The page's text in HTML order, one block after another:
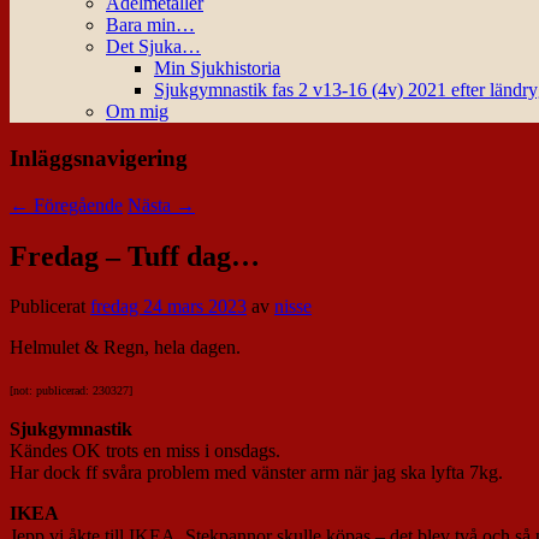
Bara min…
Det Sjuka…
Min Sjukhistoria
Sjukgymnastik fas 2 v13-16 (4v) 2021 efter
Om mig
Inläggsnavigering
← Föregående Nästa →
Fredag – Tuff dag…
Publiceratfredag 24 mars 2023 av nisse
Helmulet & Regn, hela dagen.
[not: publicerad: 230327]
Sjukgymnastik
Kändes OK trots en miss i onsdags.
Har dock ff svåra problem med vänster arm när jag ska lyfta 7kg.
IKEA